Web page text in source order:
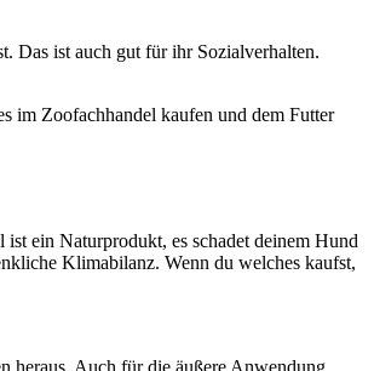
Das ist auch gut für ihr Sozialverhalten.
im Zoofachhandel kaufen und dem Futter
ein Naturprodukt, es schadet deinem Hund
Klimabilanz. Wenn du welches kaufst,
heraus. Auch für die äußere Anwendung